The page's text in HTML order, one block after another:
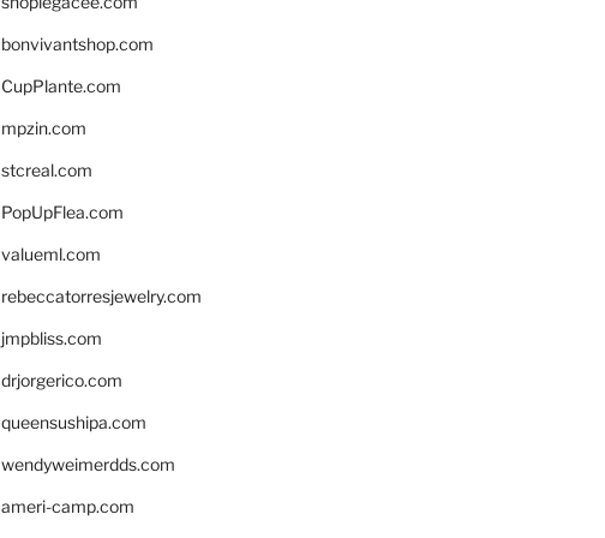
bonvivantshop.com
CupPlante.com
mpzin.com
stcreal.com
PopUpFlea.com
valueml.com
rebeccatorresjewelry.com
jmpbliss.com
drjorgerico.com
queensushipa.com
wendyweimerdds.com
ameri-camp.com